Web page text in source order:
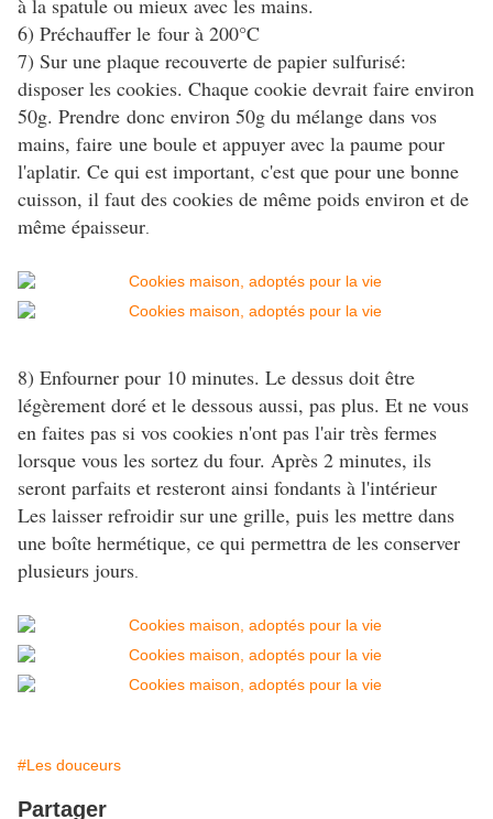
à la spatule ou mieux avec les mains.
6) Préchauffer le four à 200°C
7) Sur une plaque recouverte de papier sulfurisé:
disposer les cookies. Chaque cookie devrait faire environ
50g. Prendre donc environ 50g du mélange dans vos
mains, faire une boule et appuyer avec la paume pour
l'aplatir. Ce qui est important, c'est que pour une bonne
cuisson, il faut des cookies de même poids environ et de
même épaisseur
8) Enfourner pour 10 minutes. Le dessus doit être
légèrement doré et le dessous aussi, pas plus. Et ne vous
en faites pas si vos cookies n'ont pas l'air très fermes
lorsque vous les sortez du four. Après 2 minutes, ils
seront parfaits et resteront ainsi fondants à l'intérieur
Les laisser refroidir sur une grille, puis les mettre dans
une boîte hermétique, ce qui permettra de les conserver
plusieurs jours
#Les douceurs
Partager